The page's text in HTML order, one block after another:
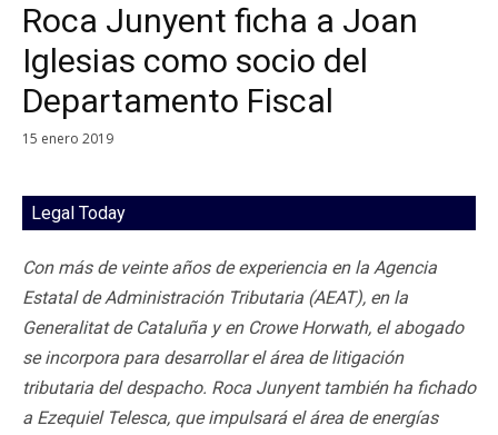
Roca Junyent ficha a Joan
Iglesias como socio del
Departamento Fiscal
15 enero 2019
Legal Today
Con más de veinte años de experiencia en la Agencia
Estatal de Administración Tributaria (AEAT), en la
Generalitat de Cataluña y en Crowe Horwath, el abogado
se incorpora para desarrollar el área de litigación
tributaria del despacho. Roca Junyent también ha fichado
a Ezequiel Telesca, que impulsará el área de energías